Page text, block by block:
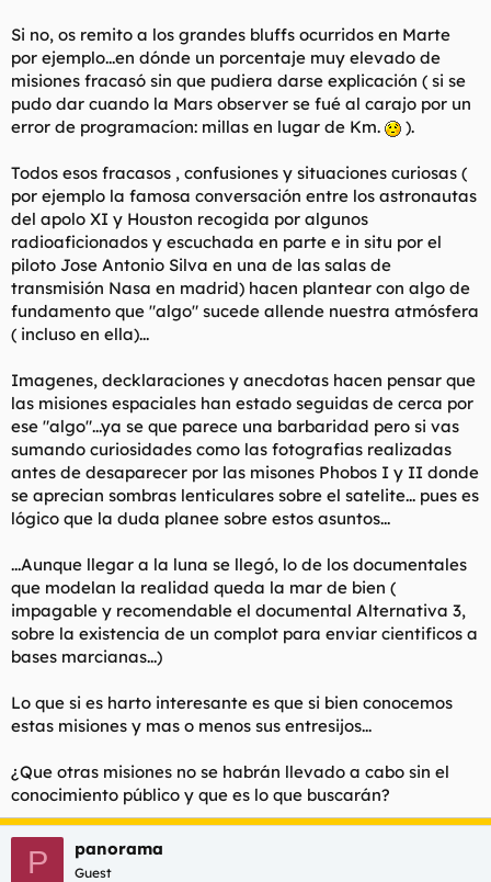
Si no, os remito a los grandes bluffs ocurridos en Marte
por ejemplo...en dónde un porcentaje muy elevado de
misiones fracasó sin que pudiera darse explicación ( si se
pudo dar cuando la Mars observer se fué al carajo por un
error de programacíon: millas en lugar de Km.
).
Todos esos fracasos , confusiones y situaciones curiosas (
por ejemplo la famosa conversación entre los astronautas
del apolo XI y Houston recogida por algunos
radioaficionados y escuchada en parte e in situ por el
piloto Jose Antonio Silva en una de las salas de
transmisión Nasa en madrid) hacen plantear con algo de
fundamento que "algo" sucede allende nuestra atmósfera
( incluso en ella)...
Imagenes, decklaraciones y anecdotas hacen pensar que
las misiones espaciales han estado seguidas de cerca por
ese "algo"...ya se que parece una barbaridad pero si vas
sumando curiosidades como las fotografias realizadas
antes de desaparecer por las misones Phobos I y II donde
se aprecian sombras lenticulares sobre el satelite... pues es
lógico que la duda planee sobre estos asuntos...
...Aunque llegar a la luna se llegó, lo de los documentales
que modelan la realidad queda la mar de bien (
impagable y recomendable el documental Alternativa 3,
sobre la existencia de un complot para enviar cientificos a
bases marcianas...)
Lo que si es harto interesante es que si bien conocemos
estas misiones y mas o menos sus entresijos...
¿Que otras misiones no se habrán llevado a cabo sin el
conocimiento público y que es lo que buscarán?
P panorama
Guest